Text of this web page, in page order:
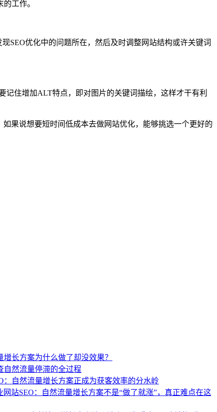
工作。
SEO优化中的问题所在，然后及时调整网站结构或许关键词
记住增加ALT特点，即对图片的关键词描绘，这样才干有利
果说想要短时间低成本去做网站优化，能够挑选一个更好的
长方案为什么做了却没效果？
自然流量停滞的全过程
：自然流量增长方案正成为获客效率的分水岭
网站SEO：自然流量增长方案不是“做了就涨”，真正难点在这